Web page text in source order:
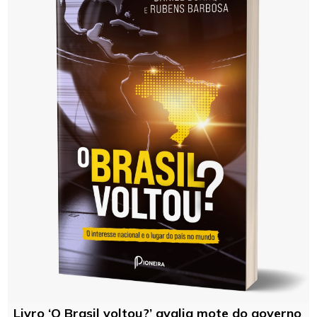
Livro ‘O Brasil voltou?’ avalia mote do governo